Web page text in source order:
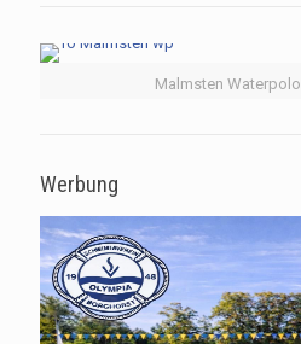
Malmsten Waterpolo
Werbung